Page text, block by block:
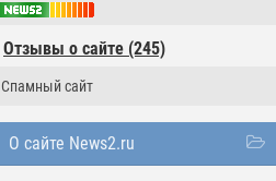
Отзывы о сайте (245)
Спамный сайт
О сайте News2.ru